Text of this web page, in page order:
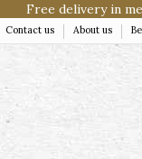
Free delivery in
Contact us About us